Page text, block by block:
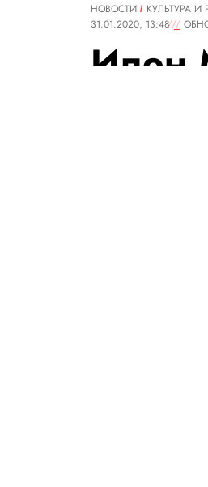
НОВОСТИ
КУЛЬТУРА И
31.01.2020, 13:48
Илон